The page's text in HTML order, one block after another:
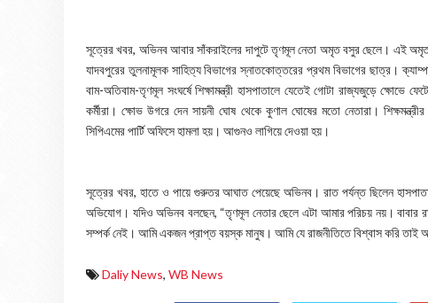
সূত্রের খবর, অভিনব আবার সাঁকরাইলের দাপুটে তৃণমূল নেতা অমৃত বসুর ছেলে। এই
যাদবপুরের তুলনামূলক সাহিত্য বিভাগের স্নাতকোত্তরের প্রথম বিভাগের ছাত্র।
বাম-অতিবাম-তৃণমূল সংঘর্ষে শিক্ষামন্ত্রী হাসপাতালে যেতেই গোটা রাজ্যজুড়ে ক্ষোভে
কর্মীরা। ক্ষোভ উগরে দেন সায়নী ঘোষ থেকে কুণাল ঘোষের মতো নেতারা।
সিপিএমের পার্টি অফিসে হামলা হয়। আগুনও লাগিয়ে দেওয়া হয়।
সূত্রের খবর, হাতে ও পায়ে গুরুতর আঘাত পেয়েছে অভিনব। রাত পর্যন্ত ছিলেন
অভিযোগ। যদিও অভিনব বলছেন, “তৃণমূল নেতার ছেলে এটা আমার পরিচয় নয়। বাবার
সম্পর্ক নেই। আমি একজন প্রাপ্ত বয়স্ক মানুষ। আমি যে রাজনীতিতে বিশ্বাস করি
Daliy News, WB News